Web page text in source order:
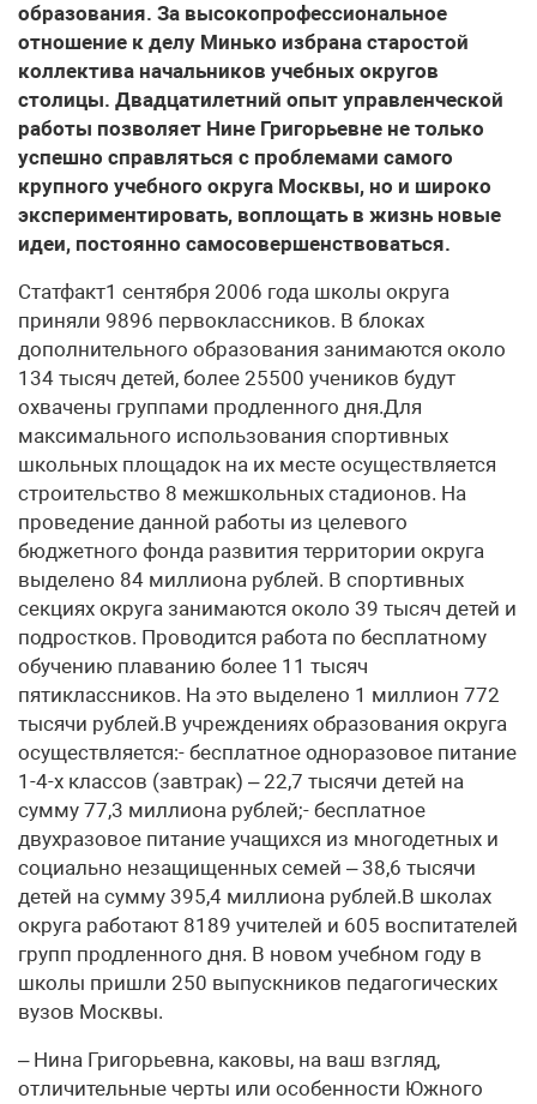
образования. За высокопрофессиональное
отношение к делу Минько избрана старостой
коллектива начальников учебных округов
столицы. Двадцатилетний опыт управленческой
работы позволяет Нине Григорьевне не только
успешно справляться с проблемами самого
крупного учебного округа Москвы, но и широко
экспериментировать, воплощать в жизнь новые
идеи, постоянно самосовершенствоваться.
Статфакт1 сентября 2006 года школы округа
приняли 9896 первоклассников. В блоках
дополнительного образования занимаются около
134 тысяч детей, более 25500 учеников будут
охвачены группами продленного дня.Для
максимального использования спортивных
школьных площадок на их месте осуществляется
строительство 8 межшкольных стадионов. На
проведение данной работы из целевого
бюджетного фонда развития территории округа
выделено 84 миллиона рублей. В спортивных
секциях округа занимаются около 39 тысяч детей и
подростков. Проводится работа по бесплатному
обучению плаванию более 11 тысяч
пятиклассников. На это выделено 1 миллион 772
тысячи рублей.В учреждениях образования округа
осуществляется:- бесплатное одноразовое питание
1-4-х классов (завтрак) – 22,7 тысячи детей на
сумму 77,3 миллиона рублей;- бесплатное
двухразовое питание учащихся из многодетных и
социально незащищенных семей – 38,6 тысячи
детей на сумму 395,4 миллиона рублей.В школах
округа работают 8189 учителей и 605 воспитателей
групп продленного дня. В новом учебном году в
школы пришли 250 выпускников педагогических
вузов Москвы.
– Нина Григорьевна, каковы, на ваш взгляд,
отличительные черты или особенности Южного